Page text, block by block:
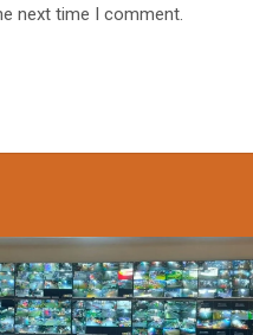
next time I comment.